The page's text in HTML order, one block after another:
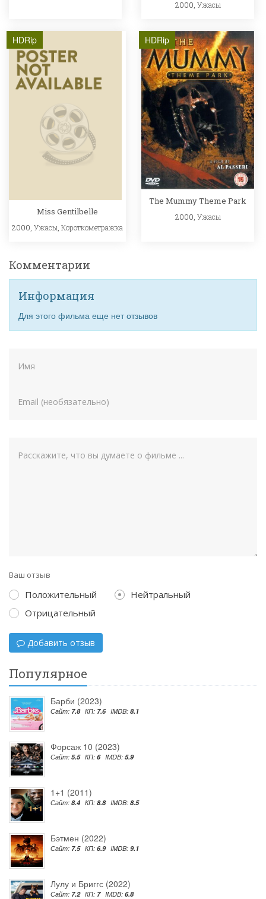
2000, Ужасы
HDRip
Miss Gentilbelle
2000, Ужасы Короткометражка
HDRip
The Mummy Theme Park
2000, Ужасы
Комментарии
Информация
Для этого фильма еще нет отзывов
Ваш отзыв
Положительный
Нейтральный
Отрицательный
Добавить отзыв
Популярное
Барби (2023)
Сайт: 7.8 КП: 7.6 IMDB: 8.1
Форсаж 10 (2023)
Сайт: 5.5 КП: 6 IMDB: 5.9
1+1 (2011)
Сайт: 8.4 КП: 8.8 IMDB: 8.5
Бэтмен (2022)
Сайт: 7.5 КП: 6.9 IMDB: 9.1
Лулу и Бриггс (2022)
Сайт: 7.2 КП: 7 IMDB: 6.8